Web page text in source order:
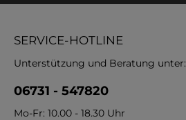
SERVICE-HOTLINE
Unterstützung und Beratung unter:
06731 - 547820
Mo-Fr: 10.00 - 18.30 Uhr